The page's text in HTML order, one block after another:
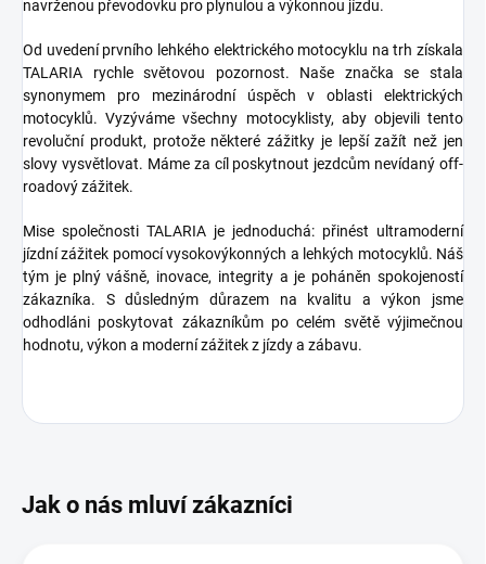
navrženou převodovku pro plynulou a výkonnou jízdu.
Od uvedení prvního lehkého elektrického motocyklu na trh získala
TALARIA rychle světovou pozornost. Naše značka se stala
synonymem pro mezinárodní úspěch v oblasti elektrických
motocyklů. Vyzýváme všechny motocyklisty, aby objevili tento
revoluční produkt, protože některé zážitky je lepší zažít než jen
slovy vysvětlovat. Máme za cíl poskytnout jezdcům nevídaný off-
roadový zážitek.
Mise společnosti TALARIA je jednoduchá: přinést ultramoderní
jízdní zážitek pomocí vysokovýkonných a lehkých motocyklů. Náš
tým je plný vášně, inovace, integrity a je poháněn spokojeností
zákazníka. S důsledným důrazem na kvalitu a výkon jsme
odhodláni poskytovat zákazníkům po celém světě výjimečnou
hodnotu, výkon a moderní zážitek z jízdy a zábavu.